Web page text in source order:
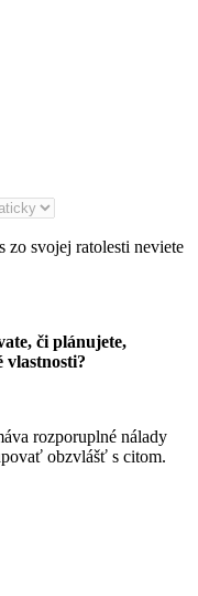
zo svojej ratolesti neviete
či plánujete,
vlastnosti?
rozporuplné nálady
obzvlášť s citom.